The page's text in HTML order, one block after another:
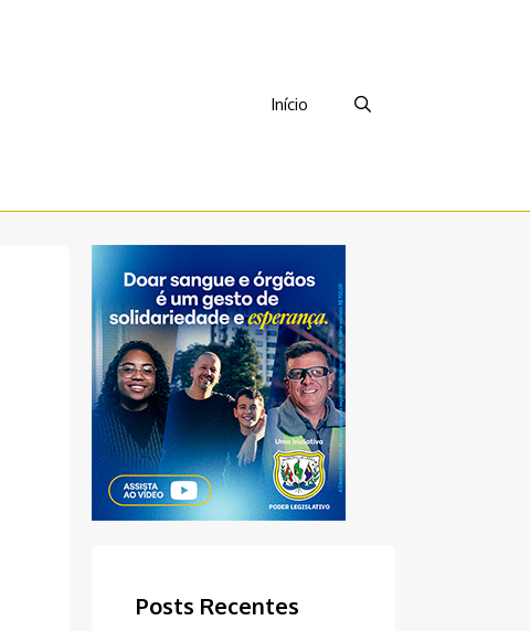
Início
Posts Recentes